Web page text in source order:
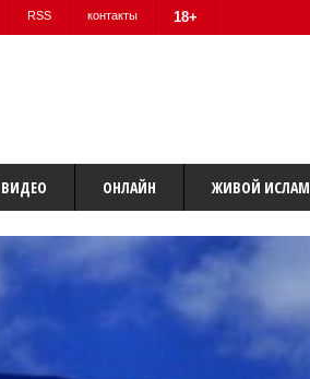
RSS контакты 18+
ВИДЕО ОНЛАЙН ЖИВОЙ ИСЛАМ